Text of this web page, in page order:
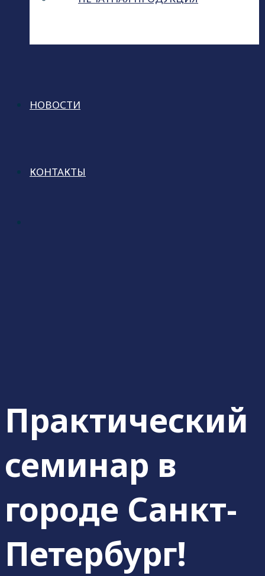
НОВОСТИ
КОНТАКТЫ
Практический
семинар в
городе Санкт-
Петербург!